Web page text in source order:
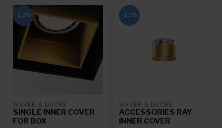
-12%
WEVER & DUCRÉ
SINGLE INNER COVER
FOR BOX
-12%
WEVER & DUCRÉ
ACCESSORIES RAY
INNER COVER